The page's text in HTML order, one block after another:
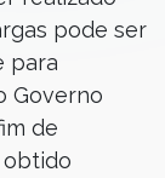
pode ser
para
Governo
de
obtido